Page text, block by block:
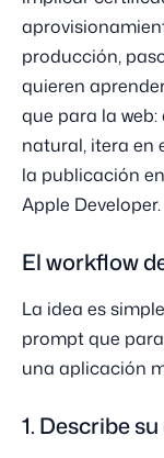
producción,
quieren
que para la
natural, itera en
la publicación
Apple Developer.
El workflow
La idea es
prompt que
una aplicación
1. Describe